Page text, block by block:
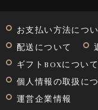
お支払い方法につ
配送について
ギフトBOXについて
個人情報の取扱に
運営企業情報